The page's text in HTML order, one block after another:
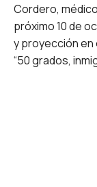
Cordero,
próximo 10 de
y proyección en
“50 grados,